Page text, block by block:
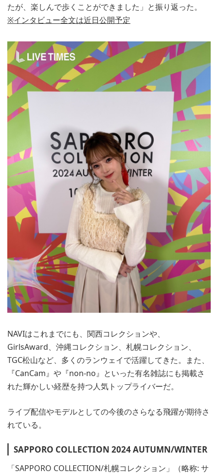
たが、楽しんで歩くことができました」と振り返った。
※インタビュー全文は近日公開予定
NAVIはこれまでにも、関西コレクションや、
GirlsAward、沖縄コレクション、札幌コレクション、
TGC松山など、多くのランウェイで活躍してきた。また、
『CanCam』や『non-no』といった有名雑誌にも掲載さ
れた輝かしい経歴を持つ人気トップライバーだ。
ライブ配信やモデルとしての今後のさらなる飛躍が期待さ
れている。
SAPPORO COLLECTION 2024 AUTUMN/WINTER
「SAPPORO COLLECTION/札幌コレクション」（略称: サ